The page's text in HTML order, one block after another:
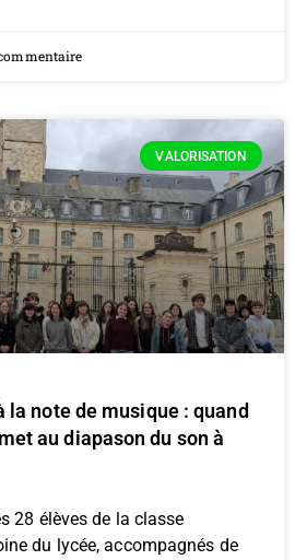
VALORISATION
la note de musique : quand
au diapason du son à
28 élèves de la classe
du lycée, accompagnés de